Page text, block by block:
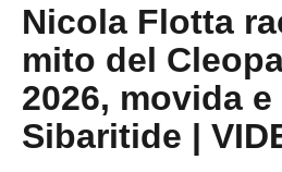
Nicola Flotta
mito del
2026, movida
Sibaritide |